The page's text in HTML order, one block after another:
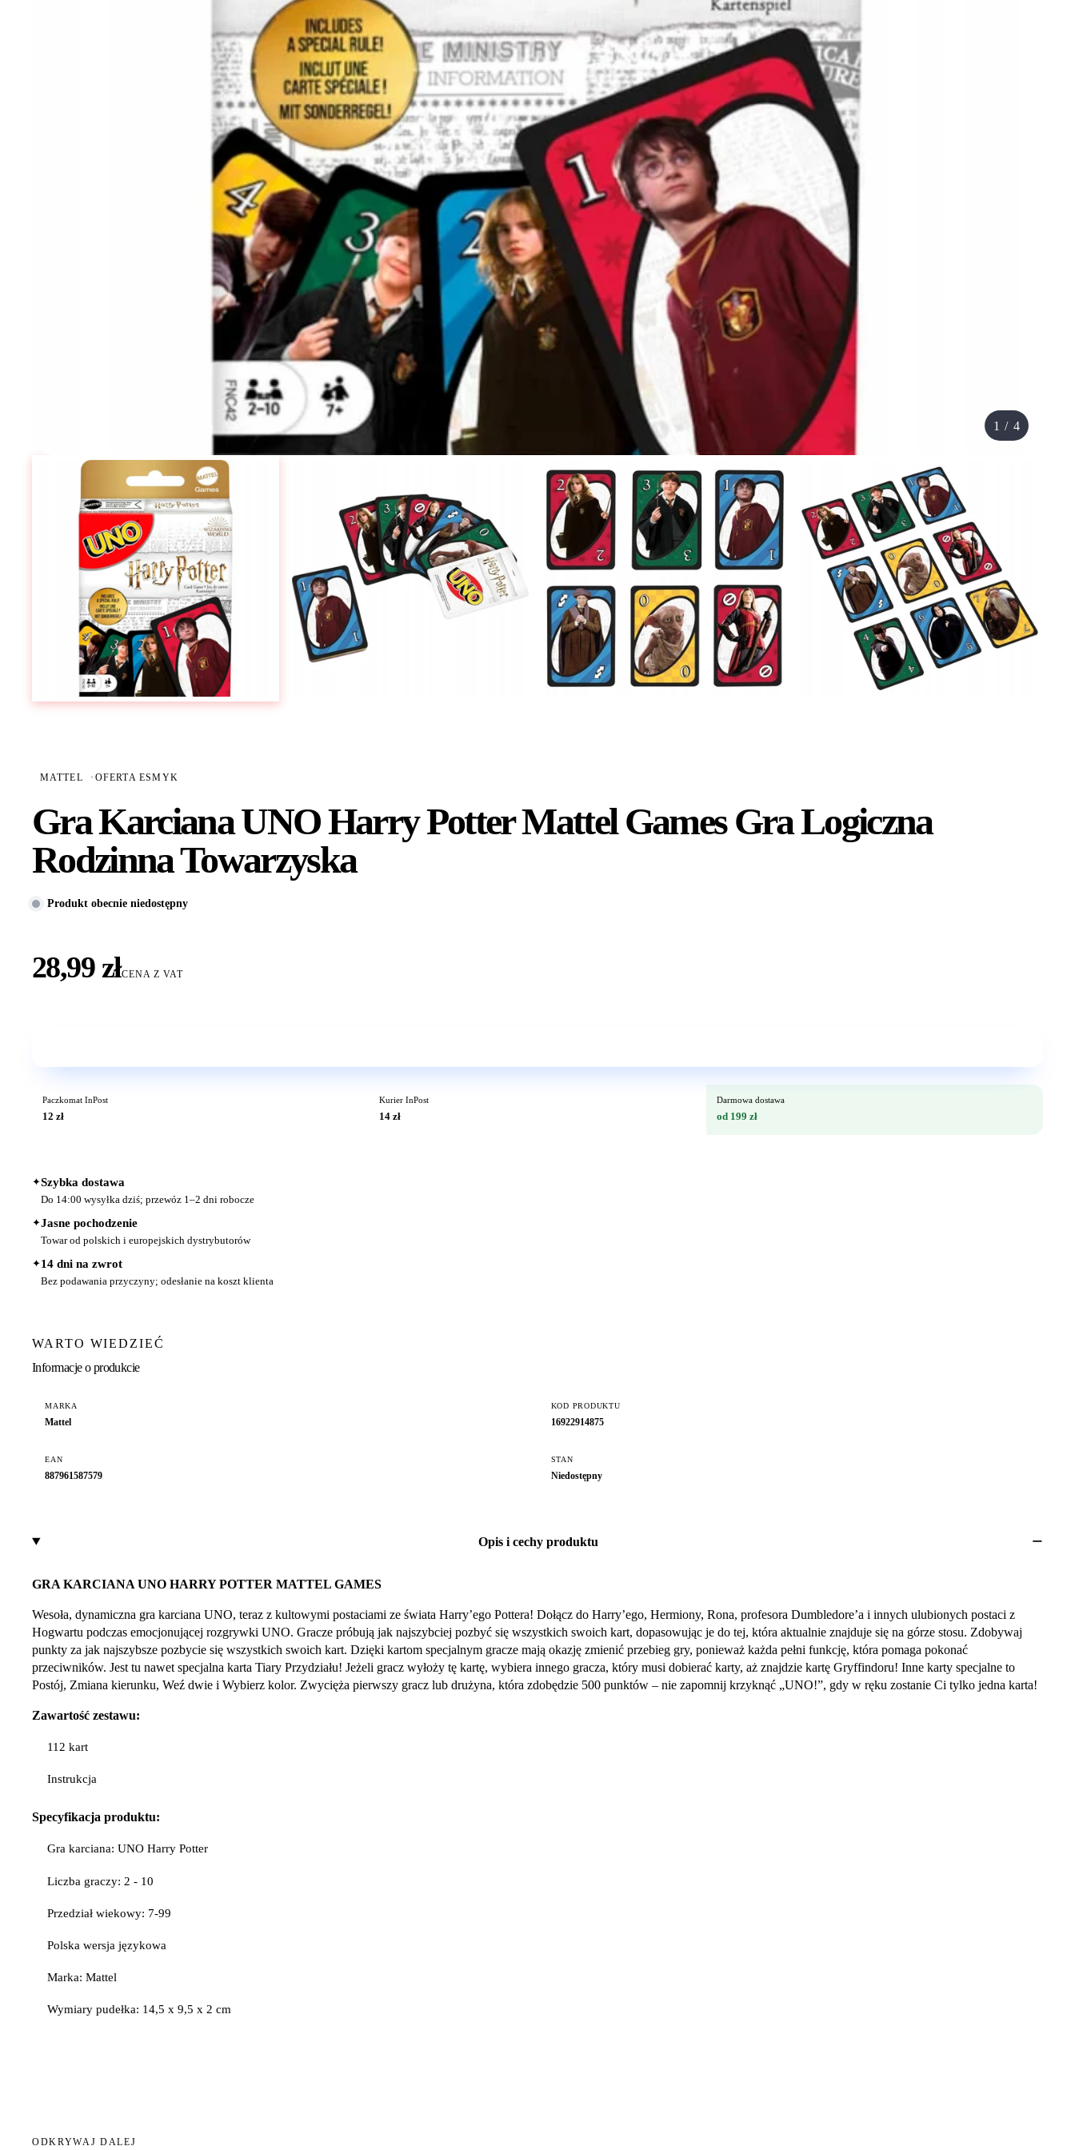
1 / 4
MATTEL · OFERTA ESMYK
Gra Karciana UNO Harry Potter Mattel Games Gra Logiczna
Rodzinna Towarzyska
Produkt obecnie niedostępny
28,99 złCENA Z VAT
Paczkomat InPost
12 zł
Kurier InPost
14 zł
Darmowa dostawa
od 199 zł
✦Szybka dostawa
Do 14:00 wysyłka dziś; przewóz 1–2 dni robocze
✦Jasne pochodzenie
Towar od polskich i europejskich dystrybutorów
✦14 dni na zwrot
Bez podawania przyczyny; odesłanie na koszt klienta
WARTO WIEDZIEĆ
Informacje o produkcie
MARKA
Mattel
KOD PRODUKTU
16922914875
EAN
887961587579
STAN
Niedostępny
Opis i cechy produktu
GRA KARCIANA UNO HARRY POTTER MATTEL GAMES
Wesoła, dynamiczna gra karciana UNO, teraz z kultowymi postaciami ze świata Harry’ego Pottera! Dołącz do Harry’ego, Hermiony, Rona, profesora Dumbledore’a i innych ulubionych postaci z
Hogwartu podczas emocjonującej rozgrywki UNO. Gracze próbują jak najszybciej pozbyć się wszystkich swoich kart, dopasowując je do tej, która aktualnie znajduje się na górze stosu. Zdobywaj
punkty za jak najszybsze pozbycie się wszystkich swoich kart. Dzięki kartom specjalnym gracze mają okazję zmienić przebieg gry, ponieważ każda pełni funkcję, która pomaga pokonać
przeciwników. Jest tu nawet specjalna karta Tiary Przydziału! Jeżeli gracz wyłoży tę kartę, wybiera innego gracza, który musi dobierać karty, aż znajdzie kartę Gryffindoru! Inne karty specjalne to
Postój, Zmiana kierunku, Weź dwie i Wybierz kolor. Zwycięża pierwszy gracz lub drużyna, która zdobędzie 500 punktów – nie zapomnij krzyknąć „UNO!”, gdy w ręku zostanie Ci tylko jedna karta!
Zawartość zestawu:
112 kart
Instrukcja
Specyfikacja produktu:
Gra karciana: UNO Harry Potter
Liczba graczy: 2 - 10
Przedział wiekowy: 7-99
Polska wersja językowa
Marka: Mattel
Wymiary pudełka: 14,5 x 9,5 x 2 cm
ODKRYWAJ DALEJ